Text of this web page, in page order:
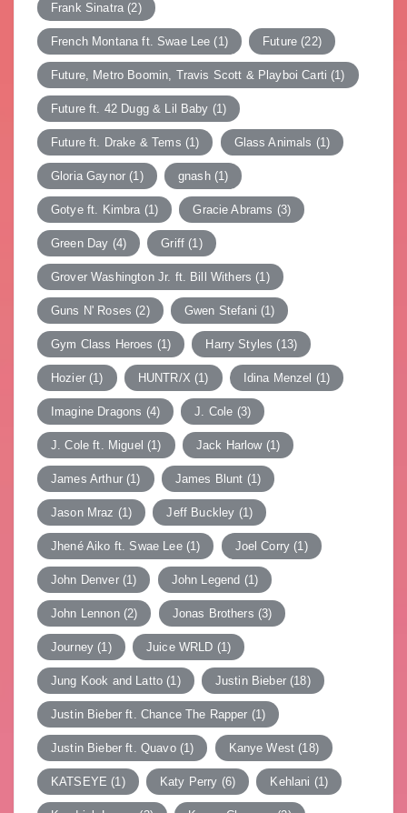
Frank Sinatra (2)
French Montana ft. Swae Lee (1) Future (22)
Future, Metro Boomin, Travis Scott & Playboi Carti (1)
Future ft. 42 Dugg & Lil Baby (1)
Future ft. Drake & Tems (1) Glass Animals (1)
Gloria Gaynor (1) gnash(1)
Gotye ft. Kimbra (1) Gracie Abrams (3)
Green Day (4) Griff (1)
Grover Washington Jr. ft. Bill Withers (1)
Guns N' Roses (2) Gwen Stefani (1)
Gym Class Heroes (1) Harry Styles (13)
Hozier(1) HUNTR/X (1) Idina Menzel (1)
Imagine Dragons (4) J. Cole (3)
J. Cole ft. Miguel (1) Jack Harlow(1)
James Arthur(1) James Blunt (1)
Jason Mraz (1) Jeff Buckley (1)
Jhené Aiko ft. Swae Lee(1) Joel Corry (1)
John Denver(1) John Legend (1)
John Lennon(2) Jonas Brothers (3)
Journey (1) Juice WRLD (1)
Jung Kook and Latto (1) Justin Bieber(18)
Justin Bieber ft. Chance The Rapper (1)
Justin Bieber ft. Quavo(1) Kanye West (18)
KATSEYE (1) Katy Perry (6) Kehlani (1)